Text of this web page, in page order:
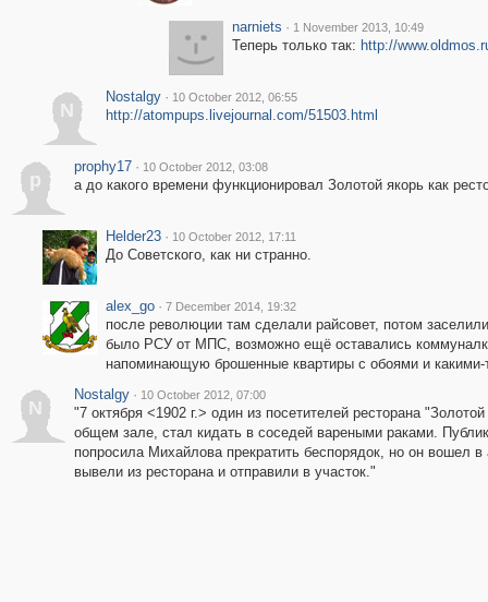
narniets · 1 November 2013, 10:49
Теперь только так: http://
N
Nostalgy · 10 October 2012, 06:55
http://atompups.livejournal.com/51503.html
p
prophy17 · 10 October 2012, 03:08
а до какого времени функционировал Золотой якорь как
Helder23 · 10 October 2012, 17:11
До Советского, как ни странно.
alex_go · 7 December 2014, 19:32
после революции там сделали райсовет, потом
было РСУ от МПС, возможно ещё оставались
напоминающую брошенные квартиры с обоями и
N
Nostalgy · 10 October 2012, 07:00
"7 октября <1902 г.> один из посетителей ресторана
общем зале, стал кидать в соседей вареными раками.
попросила Михайлова прекратить беспорядок, но он вошел
вывели из ресторана и отправили в участок."